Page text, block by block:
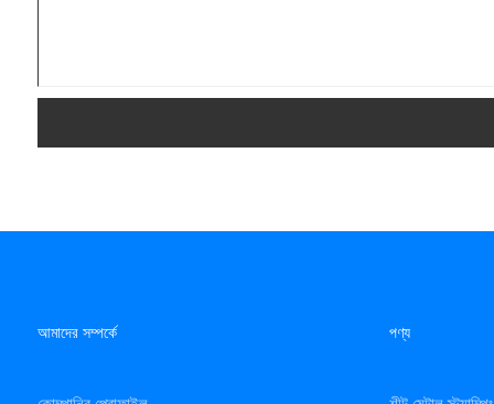
আমাদের সম্পর্কে পণ্য